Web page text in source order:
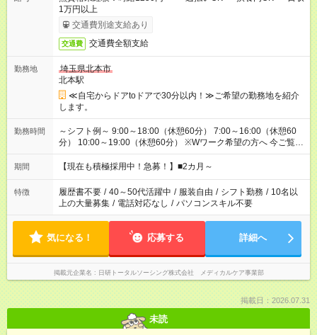
1万円以上
交通費別途支給あり
交通費 交通費全額支給
勤務地
埼玉県北本市
北本駅
≪自宅からドアtoドアで30分以内！≫ご希望の勤務地を紹介
します。
勤務時間
～シフト例～ 9:00～18:00（休憩60分） 7:00～16:00（休憩60
分） 10:00～19:00（休憩60分） ※Wワーク希望の方へ 今ご覧の
お仕事で希望する勤務時間と、もう1つのお仕事の勤務時間の合
計が 週40時間を超えなければOKです。
期間 【現在も積極採用中！急募！】■2カ月～
特徴 履歴書不要 / 40～50代活躍中 / 服装自由 / シフト勤務 / 10名以
上の大量募集 / 電話対応なし / パソコンスキル不要
気になる！ 応募する 詳細へ
掲載元企業名 日研トータルソーシング株式会社 メディカルケア事業部
掲載日：2026.07.31
未読